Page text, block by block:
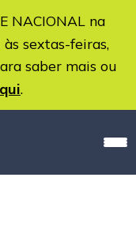
NACIONAL na
sextas-feiras,
saber mais ou
.